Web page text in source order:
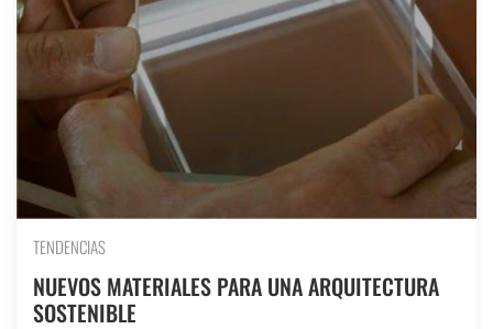
TENDENCIAS
NUEVOS MATERIALES PARA UNA ARQUITECTURA
SOSTENIBLE